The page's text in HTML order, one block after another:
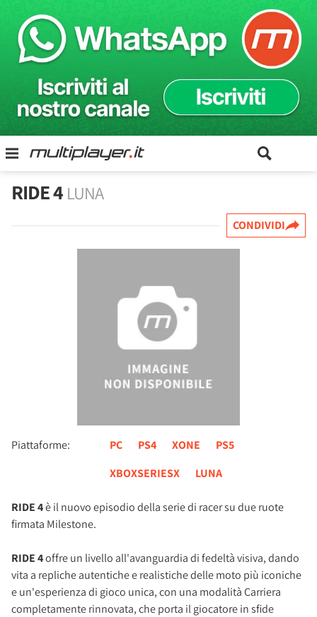
RIDE 4 LUNA
CONDIVIDI
Piattaforme: PC PS4 XONE
PS5
XBOXSERIESX
LUNA
RIDE 4è il nuovo episodio della serie di racer su due ruote
firmata Milestone.
RIDE 4offre un livello all'avanguardia di fedeltà visiva, dando
vita a repliche autentiche e realistiche delle moto più iconiche
e un'esperienza di gioco unica, con una modalità Carriera
completamente rinnovata, che porta il giocatore in sfide